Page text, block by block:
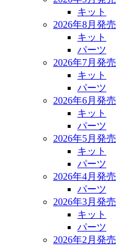
キット
2026年8月発売
キット
パーツ
2026年7月発売
キット
パーツ
2026年6月発売
キット
パーツ
2026年5月発売
キット
パーツ
2026年4月発売
パーツ
2026年3月発売
キット
パーツ
2026年2月発売